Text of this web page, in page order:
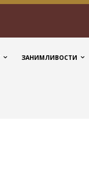
ЗАНИМЛИВОСТИ